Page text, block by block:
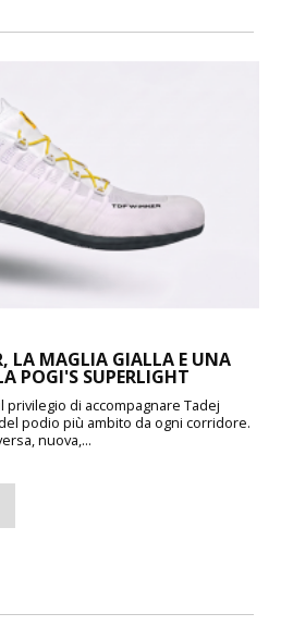
LA MAGLIA GIALLA E UNA
POGI'S SUPERLIGHT
privilegio di accompagnare Tadej
podio più ambito da ogni corridore.
nuova,...